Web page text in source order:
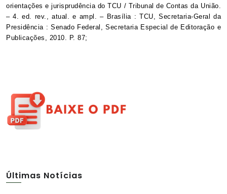
orientações e jurisprudência do TCU / Tribunal de Contas da União.
– 4. ed. rev., atual. e ampl. – Brasília : TCU, Secretaria-Geral da
Presidência : Senado Federal, Secretaria Especial de Editoração e
Publicações, 2010. P. 87;
Últimas Notícias